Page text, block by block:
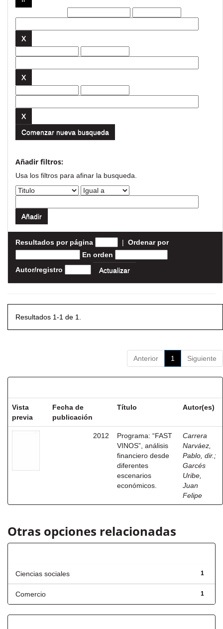
Comenzar nueva busqueda
Añadir filtros:
Usa los filtros para afinar la busqueda.
Resultados por página | Ordenar por
En orden
Autor/registro
Resultados 1-1 de 1.
Anterior 1 Siguiente
Vista
previa
Fecha de
publicación
Título Autor(es)
2012
Programa: “FAST
VINOS”, análisis
financiero desde
diferentes
escenarios
económicos.
Carrera
Narváez,
Pablo, dir. ;
Garcés
Uribe,
Juan
Felipe
Otras opciones relacionadas
1
Ciencias sociales
1
Comercio